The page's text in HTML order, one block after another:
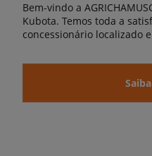
Bem-vindo a
Kubota. Temos toda a
concessionário localizado